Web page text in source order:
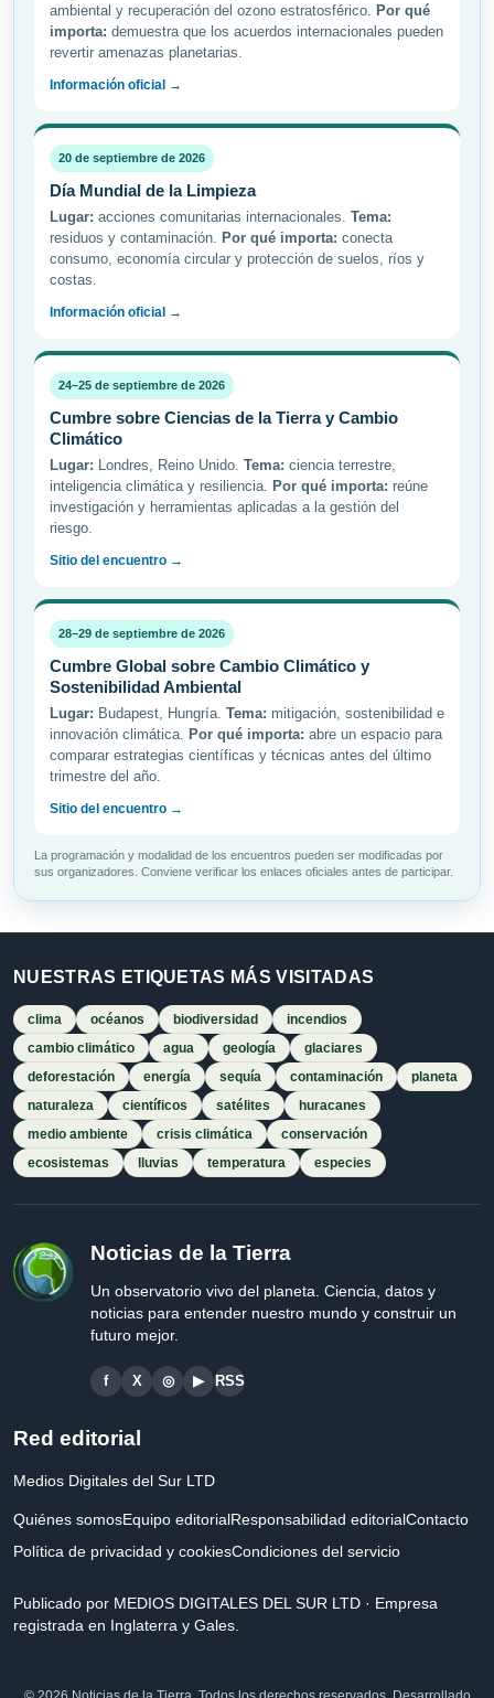
ambiental y recuperación del ozono estratosférico. Por qué
importa: demuestra que los acuerdos internacionales pueden
revertir amenazas planetarias.
Información oficial →
20 de septiembre de 2026
Día Mundial de la Limpieza
Lugar: acciones comunitarias internacionales. Tema:
residuos y contaminación. Por qué importa: conecta
consumo, economía circular y protección de suelos, ríos y
costas.
Información oficial →
24–25 de septiembre de 2026
Cumbre sobre Ciencias de la Tierra y Cambio
Climático
Lugar: Londres, Reino Unido. Tema: ciencia terrestre,
inteligencia climática y resiliencia. Por qué importa: reúne
investigación y herramientas aplicadas a la gestión del
riesgo.
Sitio del encuentro →
28–29 de septiembre de 2026
Cumbre Global sobre Cambio Climático y
Sostenibilidad Ambiental
Lugar: Budapest, Hungría. Tema: mitigación, sostenibilidad e
innovación climática. Por qué importa: abre un espacio para
comparar estrategias científicas y técnicas antes del último
trimestre del año.
Sitio del encuentro →
La programación y modalidad de los encuentros pueden ser modificadas por
sus organizadores. Conviene verificar los enlaces oficiales antes de participar.
NUESTRAS ETIQUETAS MÁS VISITADAS
clima océanos biodiversidad
incendios
cambio climático
agua geología
glaciares
deforestación
energía sequía contaminación
planeta
naturaleza
científicos satélites
huracanes
medio ambiente
crisis climática
conservación
ecosistemas
lluvias temperatura especies
Noticias de la Tierra
Un observatorio vivo del planeta. Ciencia, datos y
noticias para entender nuestro mundo y construir un
futuro mejor.
f X ◎ ▶ RSS
Red editorial
Medios Digitales del Sur LTD
Quiénes somosEquipo editorialResponsabilidad editorialContacto
Política de privacidad y cookiesCondiciones del servicio
Publicado por MEDIOS DIGITALES DEL SUR LTD · Empresa
registrada en Inglaterra y Gales.